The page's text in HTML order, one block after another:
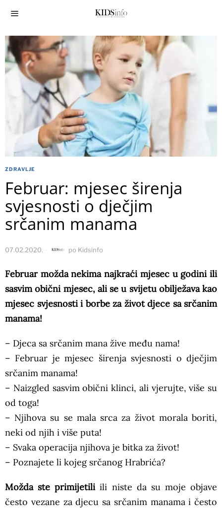
ZDRAVLJE
Februar: mjesec širenja
svjesnosti o dječjim
srčanim manama
07.02.2020. po Kidsinfo
Februar možda nekima najkraći mjesec u godini ili
sasvim obični mjesec, ali se u svijetu obilježava kao
mjesec svjesnosti i borbe za život djece sa srčanim
manama!
– Djeca sa srčanim mana žive među nama!
– Februar je mjesec širenja svjesnosti o dječjim
srčanim manama!
– Naizgled sasvim obični klinci, ali vjerujte, više su
od toga!
– Njihova su se mala srca za život morala boriti,
neki od njih i više puta!
– Svaka operacija njihova je bitka za život!
– Poznajete li kojeg srčanog Hrabrića?
Možda ste primijetiliili niste da su moje objave
često vezane za djecu sa srčanim manama i često